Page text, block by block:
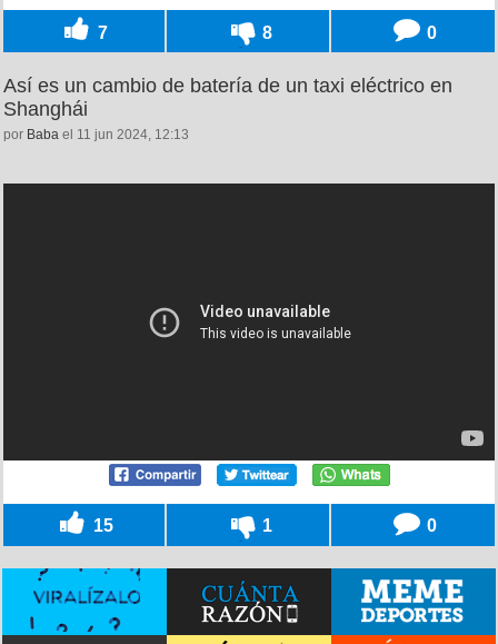
7 8 0
Así es un cambio de batería de un taxi eléctrico en
Shanghái
por Baba el 11 jun 2024, 12:13
15 1 0